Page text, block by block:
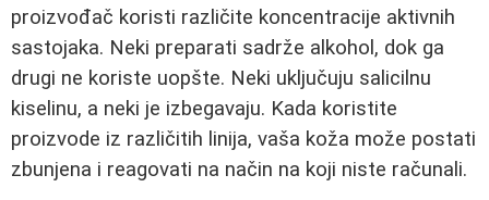
proizvođač koristi različite koncentracije aktivnih
sastojaka. Neki preparati sadrže alkohol, dok ga
drugi ne koriste uopšte. Neki uključuju salicilnu
kiselinu, a neki je izbegavaju. Kada koristite
proizvode iz različitih linija, vaša koža može postati
zbunjena i reagovati na način na koji niste računali.